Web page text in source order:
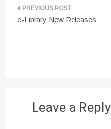
Post
e-Library New Releases
Leave a Reply